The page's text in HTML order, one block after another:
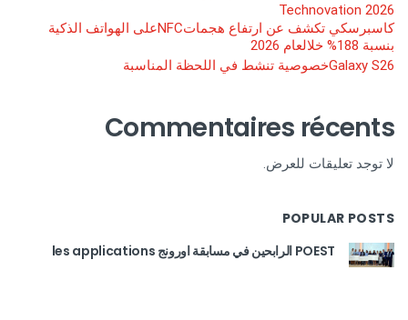
Technovation 2026
كاسبرسكي تكشف عن ارتفاع هجماتNFCعلى الهواتف الذكية
بنسبة 188% خلالعام 2026
Galaxy S26خصوصية تنشط في اللحظة المناسبة
Commentaires récents
لا توجد تعليقات للعرض.
POPULAR POSTS
POEST الرابحين في مسابقة اورونج les applications